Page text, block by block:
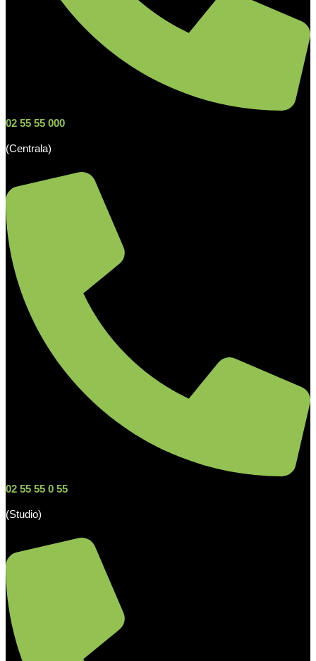
02 55 55 000
(Centrala)
02 55 55 0 55
(Studio)